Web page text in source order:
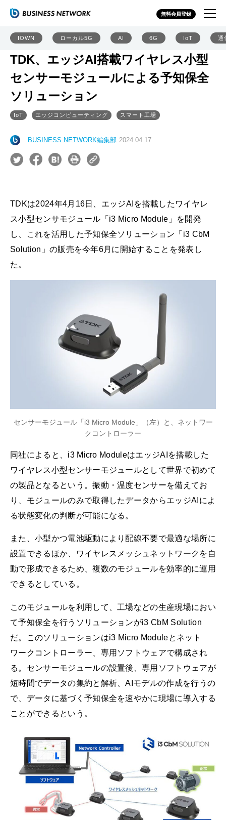
無料会員登録
IOWN ローカル5G AI 6G IoT 通
TDK、エッジAI搭載ワイヤレス小型
センサーモジュールによる予知保全
ソリューション
IoT エッジコンピューティング スマート工場
BUSINESS NETWORK編集部 2024.04.17
TDKは2024年4月16日、エッジAIを搭載したワイヤレ
ス小型センサモジュール「i3 Micro Module」を開発
し、これを活用した予知保全ソリューション「i3 CbM
Solution」の販売を今年6月に開始することを発表し
た。
センサーモジュール「i3 Micro Module」（左）と、ネットワー
クコントローラー
同社によると、i3 Micro ModuleはエッジAIを搭載した
ワイヤレス小型センサーモジュールとして世界で初めて
の製品となるという。振動・温度センサーを備えてお
り、モジュールのみで取得したデータからエッジAIによ
る状態変化の判断が可能になる。
また、小型かつ電池駆動により配線不要で最適な場所に
設置できるほか、ワイヤレスメッシュネットワークを自
動で形成できるため、複数のモジュールを効率的に運用
できるとしている。
このモジュールを利用して、工場などの生産現場におい
て予知保全を行うソリューションがi3 CbM Solution
だ。このソリューションはi3 Micro Moduleとネット
ワークコントローラー、専用ソフトウェアで構成され
る。センサーモジュールの設置後、専用ソフトウェアが
短時間でデータの集約と解析、AIモデルの作成を行うの
で、データに基づく予知保全を速やかに現場に導入する
ことができるという。